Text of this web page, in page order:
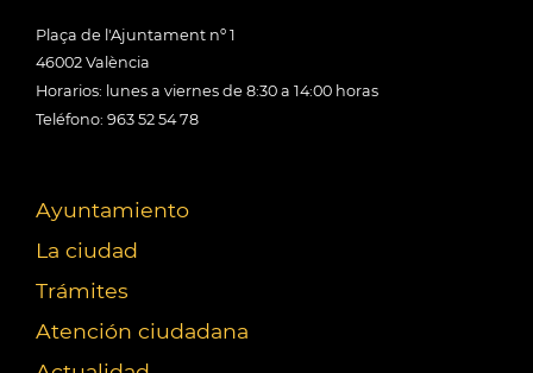
Plaça de l'Ajuntament nº 1
46002 València
Horarios: lunes a viernes de 8:30 a 14:00 horas
Teléfono: 963 52 54 78
Ayuntamiento
La ciudad
Trámites
Atención ciudadana